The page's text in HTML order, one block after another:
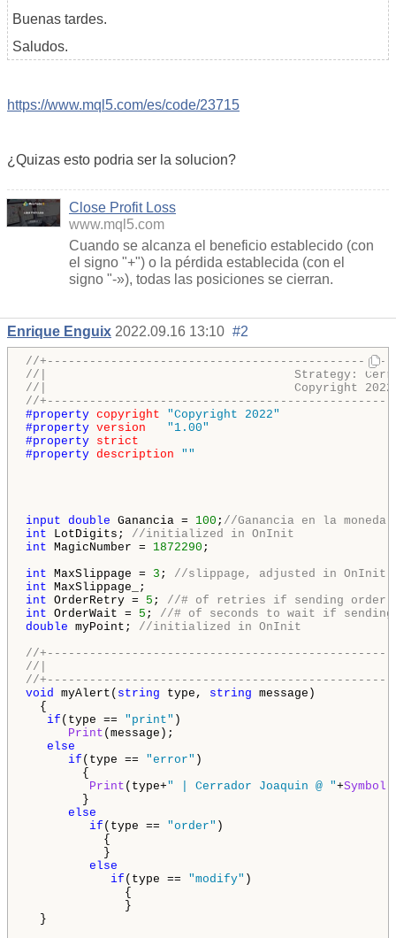
Buenas tardes.
Saludos.
https://www.mql5.com/es/code/23715
¿Quizas esto podria ser la solucion?
Close Profit Loss
www.mql5.com
Cuando se alcanza el beneficio establecido (con
el signo "+") o la pérdida establecida (con el
signo "-»), todas las posiciones se cierran.
Enrique Enguix 2022.09.16 13:10 #2
//
//|                                   Strategy:
//|                                   Copyright
//
#property copyright
"Copyright 2022"
#property version
"1.00"
#property strict
#property description ""
input double Ganancia = 100 ; //Ganancia en la
int LotDigits; //initialized in OnInit
int MagicNumber = 1872290 ;
int MaxSlippage = 3 ; //slippage, adjusted in OnInit
int
int OrderRetry = 5 ; //# of retries if sending order
int OrderWait = 5 ; //# of seconds to wait if
double myPoint; //initialized in OnInit
//
//|
//
void myAlert( string type, string message)
{
if (type == "print" )
Print (message);
else
if (type == "error" )
{
Print (type+" | Cerrador Joaquin @ "+Symbol
}
else
if (type == "order" )
{
}
else
if (type == "modify" )
{
}
}